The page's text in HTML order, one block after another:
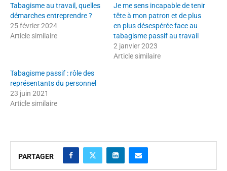
Tabagisme au travail, quelles
démarches entreprendre ?
25 février 2024
Article similaire
Je me sens incapable de tenir
tête à mon patron et de plus
en plus désespérée face au
tabagisme passif au travail
2 janvier 2023
Article similaire
Tabagisme passif : rôle des
représentants du personnel
23 juin 2021
Article similaire
PARTAGER